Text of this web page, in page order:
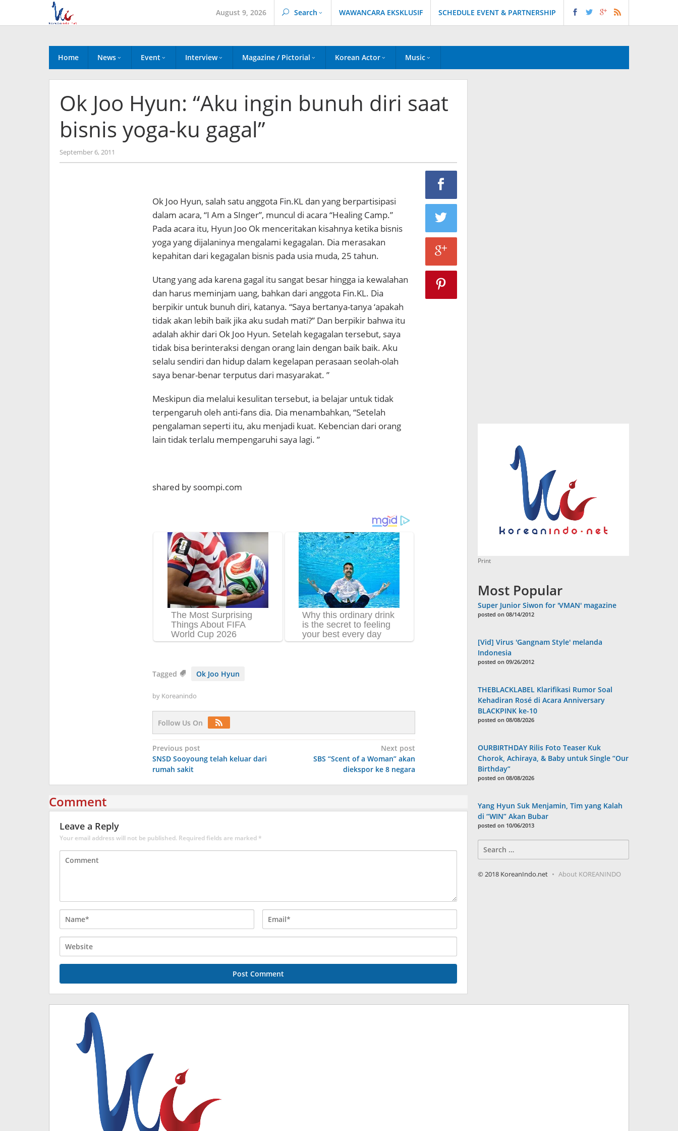
content
August 9, 2026 Search WAWANCARA EKSKLUSIF SCHEDULE EVENT & PARTNERSHIP
Home News Event Interview Magazine / Pictorial Korean Actor Music
Ok Joo Hyun: “Aku ingin bunuh diri saat
bisnis yoga-ku gagal”
September 6, 2011
Koreanindo
Ok Joo Hyun, salah satu anggota Fin.KL dan yang berpartisipasi
dalam acara, “I Am a SInger”, muncul di acara “Healing Camp.”
Pada acara itu, Hyun Joo Ok menceritakan kisahnya ketika bisnis
yoga yang dijalaninya mengalami kegagalan. Dia merasakan
kepahitan dari kegagalan bisnis pada usia muda, 25 tahun.
Utang yang ada karena gagal itu sangat besar hingga ia kewalahan
dan harus meminjam uang, bahkan dari anggota Fin.KL. Dia
berpikir untuk bunuh diri, katanya. “Saya bertanya-tanya ‘apakah
tidak akan lebih baik jika aku sudah mati?” Dan berpikir bahwa itu
adalah akhir dari Ok Joo Hyun. Setelah kegagalan tersebut, saya
tidak bisa berinteraksi dengan orang lain dengan baik baik. Aku
selalu sendiri dan hidup dalam kegelapan perasaan seolah-olah
saya benar-benar terputus dari masyarakat. ”
Meskipun dia melalui kesulitan tersebut, ia belajar untuk tidak
terpengaruh oleh anti-fans dia. Dia menambahkan, “Setelah
pengalaman seperti itu, aku menjadi kuat. Kebencian dari orang
lain tidak terlalu mempengaruhi saya lagi. ”
shared by soompi.com
Tagged Ok Joo Hyun
by Koreanindo
Follow Us On
Post
navigation
Previous post
SNSD Sooyoung telah keluar dari
rumah sakit
Next post
SBS “Scent of a Woman” akan
diekspor ke 8 negara
Comment
Leave a Reply
Your email address will not be published. Required fields are marked*
Print
Most Popular
Super Junior Siwon for 'VMAN' magazine
posted on 08/14/2012
[Vid] Virus 'Gangnam Style' melanda
Indonesia
posted on 09/26/2012
THEBLACKLABEL Klarifikasi Rumor Soal
Kehadiran Rosé di Acara Anniversary
BLACKPINK ke-10
posted on 08/08/2026
OURBIRTHDAY Rilis Foto Teaser Kuk
Chorok, Achiraya, & Baby untuk Single “Our
Birthday”
posted on 08/08/2026
Yang Hyun Suk Menjamin, Tim yang Kalah
di “WIN” Akan Bubar
posted on 10/06/2013
for:
© 2018 KoreanIndo.net About KOREANINDO